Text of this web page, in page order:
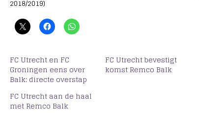
2018/2019)
FC Utrecht en FC
Groningen eens over
Balk: directe overstap
FC Utrecht bevestigt
komst Remco Balk
FC Utrecht aan de haal
met Remco Balk